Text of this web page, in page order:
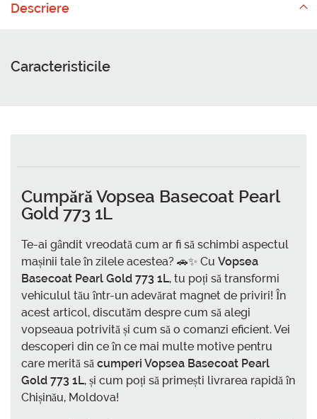
Descriere
Caracteristicile
Cumpără Vopsea Basecoat Pearl
Gold 773 1L
Te-ai gândit vreodată cum ar fi să schimbi aspectul
mașinii tale în zilele acestea? 🚗✨ Cu Vopsea
Basecoat Pearl Gold 773 1L, tu poți să transformi
vehiculul tău într-un adevărat magnet de priviri! În
acest articol, discutăm despre cum să alegi
vopseaua potrivită și cum să o comanzi eficient. Vei
descoperi din ce în ce mai multe motive pentru
care merită să cumperi Vopsea Basecoat Pearl
Gold 773 1L, și cum poți să primești livrarea rapidă în
Chișinău, Moldova!